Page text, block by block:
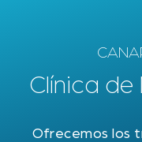
Clínica
Ofrecemos los